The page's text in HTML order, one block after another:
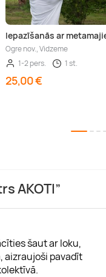
Iepazīšanās ar
Ogre nov., Vidzeme
1-2 pers.
1 st.
25,00 €
AKOTI”
šaut ar loku,
aizraujoši pavadīt